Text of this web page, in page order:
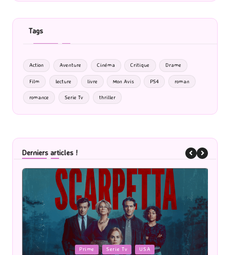
Tags
Action Aventure Cinéma Critique Drame
Film lecture livre Mon Avis PS4 roman
romance Serie Tv thriller
Derniers articles !
Posted
Cinéma